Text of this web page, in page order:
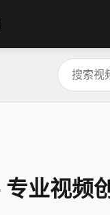
业视频